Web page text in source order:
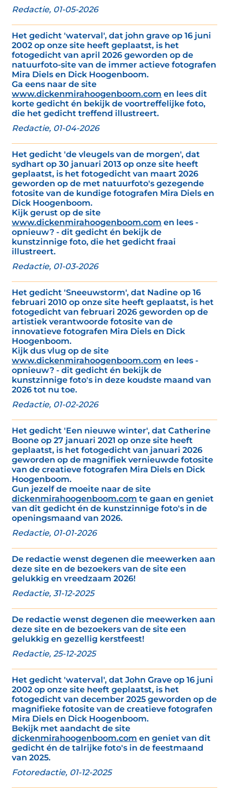
Redactie, 01-05-2026
Het gedicht 'waterval', dat john grave op 16 juni
2002 op onze site heeft geplaatst, is het
fotogedicht van april 2026 geworden op de
natuurfoto-site van de immer actieve fotografen
Mira Diels en Dick Hoogenboom.
Ga eens naar de site
www.dickenmirahoogenboom.com en lees dit
korte gedicht én bekijk de voortreffelijke foto,
die het gedicht treffend illustreert.
Redactie, 01-04-2026
Het gedicht 'de vleugels van de morgen', dat
sydhart op 30 januari 2013 op onze site heeft
geplaatst, is het fotogedicht van maart 2026
geworden op de met natuurfoto's gezegende
fotosite van de kundige fotografen Mira Diels en
Dick Hoogenboom.
Kijk gerust op de site
www.dickenmirahoogenboom.com en lees -
opnieuw? - dit gedicht én bekijk de
kunstzinnige foto, die het gedicht fraai
illustreert.
Redactie, 01-03-2026
Het gedicht 'Sneeuwstorm', dat Nadine op 16
februari 2010 op onze site heeft geplaatst, is het
fotogedicht van februari 2026 geworden op de
artistiek verantwoorde fotosite van de
innovatieve fotografen Mira Diels en Dick
Hoogenboom.
Kijk dus vlug op de site
www.dickenmirahoogenboom.com en lees -
opnieuw? - dit gedicht én bekijk de
kunstzinnige foto's in deze koudste maand van
2026 tot nu toe.
Redactie, 01-02-2026
Het gedicht 'Een nieuwe winter', dat Catherine
Boone op 27 januari 2021 op onze site heeft
geplaatst, is het fotogedicht van januari 2026
geworden op de magnifiek vernieuwde fotosite
van de creatieve fotografen Mira Diels en Dick
Hoogenboom.
Gun jezelf de moeite naar de site
dickenmirahoogenboom.com te gaan en geniet
van dit gedicht én de kunstzinnige foto's in de
openingsmaand van 2026.
Redactie, 01-01-2026
De redactie wenst degenen die meewerken aan
deze site en de bezoekers van de site een
gelukkig en vreedzaam 2026!
Redactie, 31-12-2025
De redactie wenst degenen die meewerken aan
deze site en de bezoekers van de site een
gelukkig en gezellig kerstfeest!
Redactie, 25-12-2025
Het gedicht 'waterval', dat John Grave op 16 juni
2002 op onze site heeft geplaatst, is het
fotogedicht van december 2025 geworden op de
magnifieke fotosite van de creatieve fotografen
Mira Diels en Dick Hoogenboom.
Bekijk met aandacht de site
dickenmirahoogenboom.com en geniet van dit
gedicht én de talrijke foto's in de feestmaand
van 2025.
Fotoredactie, 01-12-2025